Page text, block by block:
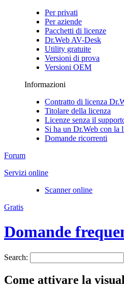
Per privati
Per aziende
Pacchetti di licenze
Dr.Web AV-Desk
Utility gratuite
Versioni di prova
Versioni OEM
Informazioni
Contratto di licenza
Titolare della licenza
Licenze senza il
Si ha un Dr.Web con la
Domande ricorrenti
Forum
Servizi online
Scanner online
Gratis
Domande
Search:
Come attivare la